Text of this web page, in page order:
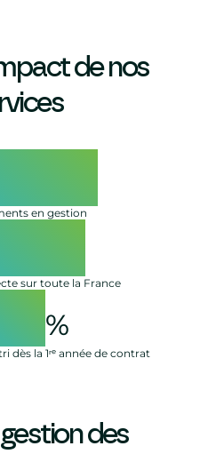
de nos
en gestion
sur toute la France
%
dès la 1ʳᵉ année de contrat
des